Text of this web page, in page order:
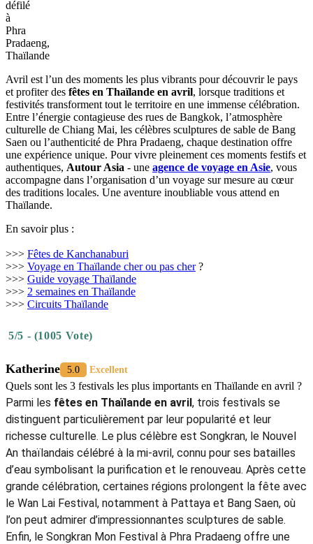
défilé
à
Phra
Pradaeng,
Thaïlande
Avril est l’un des moments les plus vibrants pour découvrir le pays
et profiter des fêtes en Thaïlande en avril, lorsque traditions et
festivités transforment tout le territoire en une immense célébration.
Entre l’énergie contagieuse des rues de Bangkok, l’atmosphère
culturelle de Chiang Mai, les célèbres sculptures de sable de Bang
Saen ou l’authenticité de Phra Pradaeng, chaque destination offre
une expérience unique. Pour vivre pleinement ces moments festifs et
authentiques, Autour Asia - une agence de voyage en Asie, vous
accompagne dans l’organisation d’un voyage sur mesure au cœur
des traditions locales. Une aventure inoubliable vous attend en
Thaïlande.
En savoir plus :
>>> Fêtes de Kanchanaburi
>>> Voyage en Thaïlande cher ou pas cher?
>>> Guide voyage Thaïlande
>>> 2 semaines en Thaïlande
>>> Circuits Thaïlande
5/5 - (1005 Vote)
Katherine 5.0 Excellent
Quels sont les 3 festivals les plus importants en Thaïlande en avril ?
Parmi les fêtes en Thaïlande en avril, trois festivals se
distinguent particulièrement par leur popularité et leur
richesse culturelle. Le plus célèbre est Songkran, le Nouvel
An thaïlandais célébré à la mi-avril, connu pour ses batailles
d’eau symbolisant la purification et le renouveau. Après cette
grande célébration, certaines régions prolongent la fête avec
le Wan Lai Festival, notamment à Pattaya et Bang Saen, où
l’on peut admirer d’impressionnantes sculptures de sable.
Enfin, le Songkran Mon Festival à Phra Pradaeng offre une